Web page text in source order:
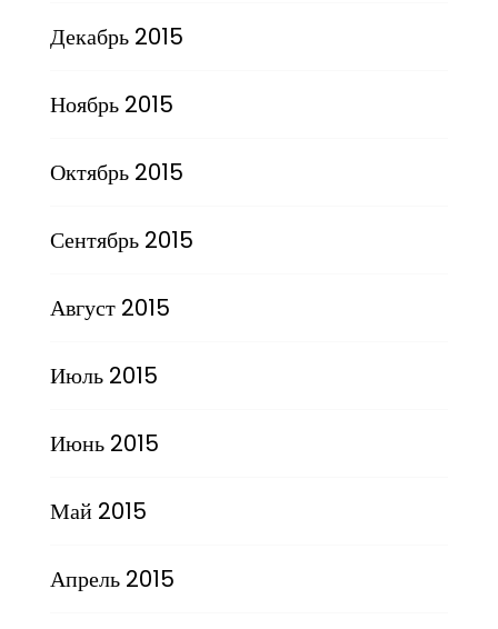
Декабрь 2015
Ноябрь 2015
Октябрь 2015
Сентябрь 2015
Август 2015
Июль 2015
Июнь 2015
Май 2015
Апрель 2015